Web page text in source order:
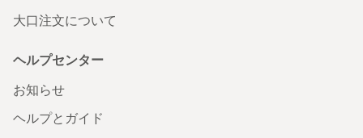
大口注文について
ヘルプセンター
お知らせ
ヘルプとガイド